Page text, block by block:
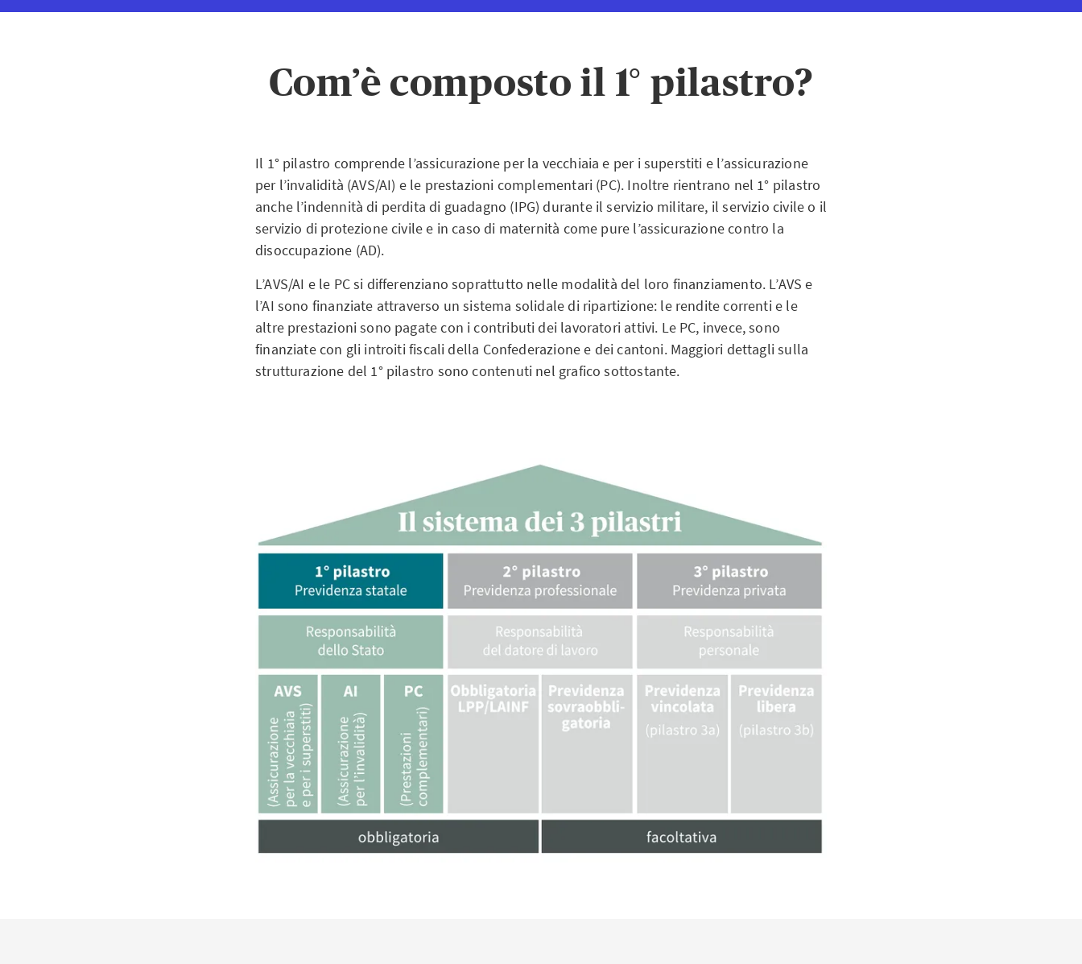
Com’è composto il 1° pilastro?
Il 1° pilastro comprende l’assicurazione per la vecchiaia e per i superstiti e l’assicurazione
per l’invalidità (AVS/AI) e le prestazioni complementari (PC). Inoltre rientrano nel 1° pilastro
anche l’indennità di perdita di guadagno (IPG) durante il servizio militare, il servizio civile o il
servizio di protezione civile e in caso di maternità come pure l’assicurazione contro la
disoccupazione (AD).
L’AVS/AI e le PC si differenziano soprattutto nelle modalità del loro finanziamento. L’AVS e
l’AI sono finanziate attraverso un sistema solidale di ripartizione: le rendite correnti e le
altre prestazioni sono pagate con i contributi dei lavoratori attivi. Le PC, invece, sono
finanziate con gli introiti fiscali della Confederazione e dei cantoni. Maggiori dettagli sulla
strutturazione del 1° pilastro sono contenuti nel grafico sottostante.